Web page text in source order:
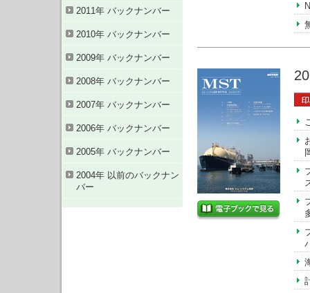
2011年 バックナンバー
2010年 バックナンバー
2009年 バックナンバー
2008年 バックナンバー
2007年 バックナンバー
2006年 バックナンバー
2005年 バックナンバー
2004年 以前のバックナン
バー